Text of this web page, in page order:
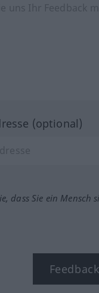
(optional)
dass Sie ein Mensch